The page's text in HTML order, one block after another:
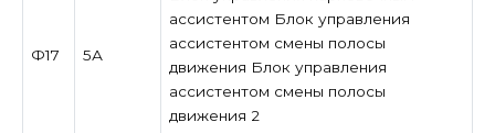
Ф17 5А
ассистентом Блок управления
ассистентом смены полосы
движения Блок управления
ассистентом смены полосы
движения 2